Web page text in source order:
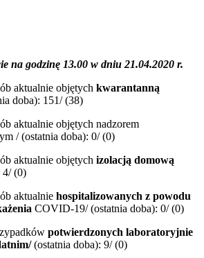
na godzinę 13.00 w dniu 21.04.2020 r.
aktualnie objętych kwarantanną
doba): 151/ (38)
aktualnie objętych nadzorem
/ (ostatnia doba): 0/ (0)
aktualnie objętych izolacją domową
4/ (0)
aktualnie hospitalizowanych z powodu
COVID-19/ (ostatnia doba): 0/ (0)
potwierdzonych laboratoryjnie
(ostatnia doba): 9/ (0)